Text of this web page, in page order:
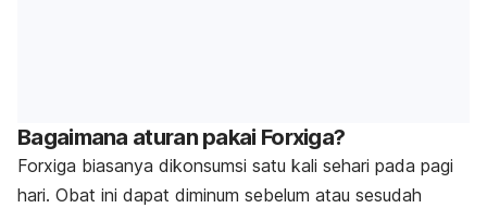
Bagaimana aturan pakai Forxiga?
Forxiga biasanya dikonsumsi satu kali sehari pada pagi
hari. Obat ini dapat diminum sebelum atau sesudah